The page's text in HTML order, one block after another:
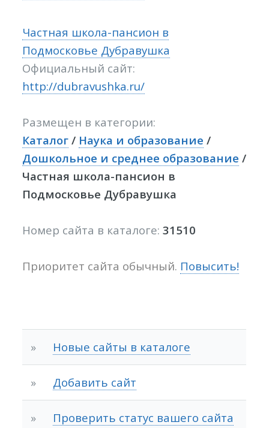
Частная школа-пансион в
Подмосковье Дубравушка
Официальный сайт:
http://dubravushka.ru/
Размещен в категории:
Каталог / Наука и образование /
Дошкольное и среднее образование /
Частная школа-пансион в
Подмосковье Дубравушка
Номер сайта в каталоге:31510
Приоритет сайта обычный. Повысить!
» Новые сайты в каталоге
» Добавить сайт
» Проверить статус вашего сайта